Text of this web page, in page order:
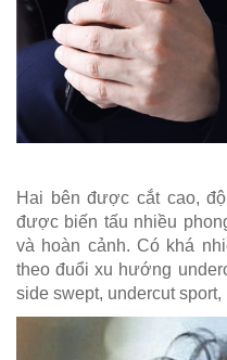
Hai bên được cắt cao,
được biến tấu nhiều
và hoàn cảnh. Có khá
theo đuổi xu hướng
side swept, undercut